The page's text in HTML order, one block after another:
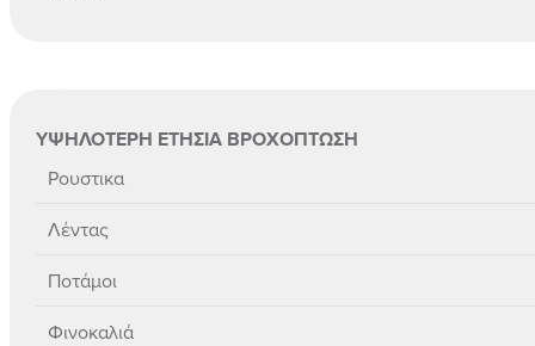
ΥΨΗΛΟΤΕΡΗ ΕΤΗΣΙΑ ΒΡΟΧΟΠΤΩΣΗ
Ρουστικα
Λέντας
Ποτάμοι
Φινοκαλιά